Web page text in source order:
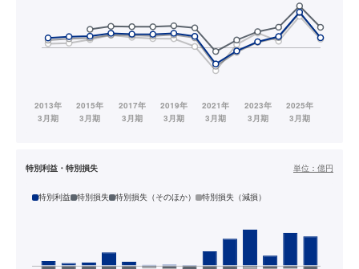
特別利益・特別損失 単位： 億円
特別利益 特別損失 特別損失（そのほか） 特別損失（減損）